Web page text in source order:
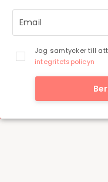
Jag samtycker till
integritetspolicyn